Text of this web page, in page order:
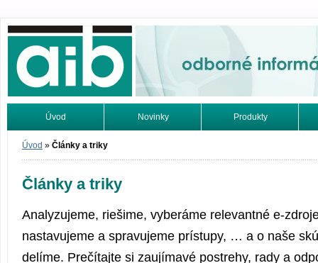
Odborné informácie. Online.
Úvod Novinky Produkty
Vyhľadávanie
Úvod » Články a triky
Články a triky
Analyzujeme, riešime, vyberáme relevantné e-
nastavujeme a spravujeme prístupy, … a o naše
delíme. Prečítajte si zaujímavé postrehy, rady a